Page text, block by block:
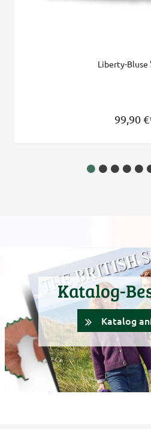
Liberty-Bluse
99,90€
Katalog-
Katalog